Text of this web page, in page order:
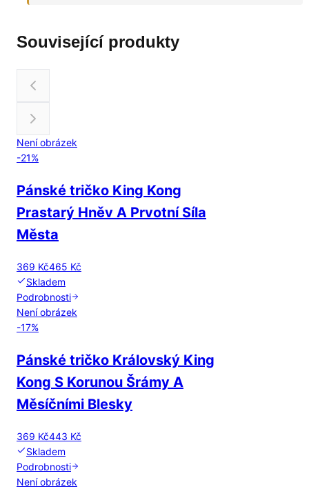
Související produkty
Není obrázek
-21%
Pánské tričko King Kong
Prastarý Hněv A Prvotní Síla
Města
369 Kč465 Kč
Skladem
Podrobnosti
Není obrázek
-17%
Pánské tričko Královský King
Kong S Korunou Šrámy A
Měsíčními Blesky
369 Kč443 Kč
Skladem
Podrobnosti
Není obrázek